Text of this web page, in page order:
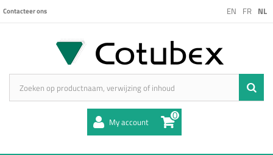
EN FR NL
Contacteer ons
My account 0